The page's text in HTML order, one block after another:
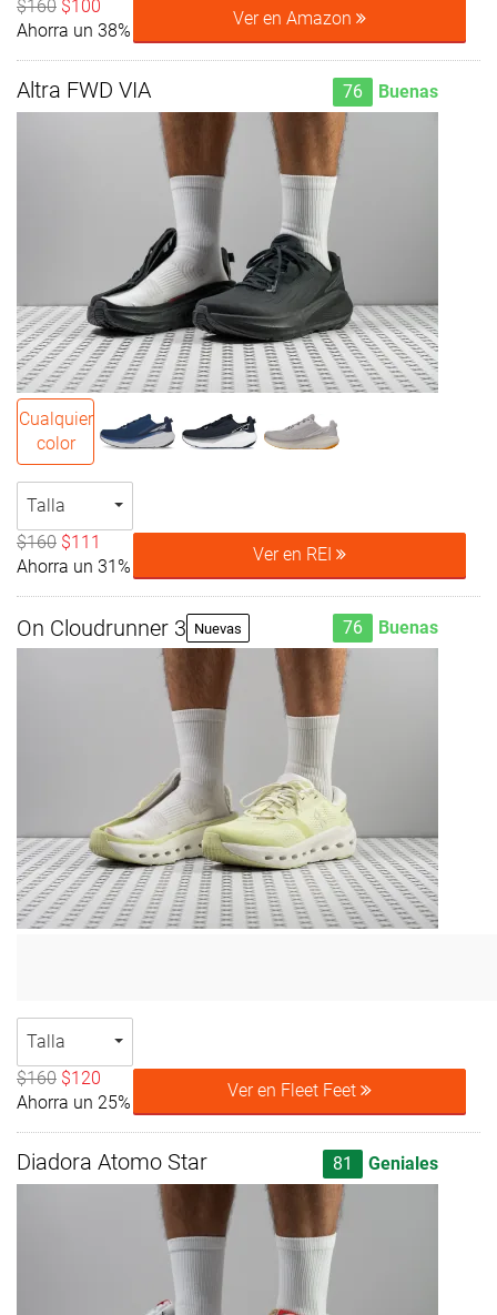
$160 $100
Ahorra un 38%
Ver en Amazon
Altra FWD VIA 76 Buenas
Cualquier
color
Talla
$160 $111
Ahorra un 31%
Ver en REI
On Cloudrunner 3 Nuevas 76 Buenas
Talla
$160 $120
Ahorra un 25%
Ver en Fleet Feet
Diadora Atomo Star 81 Geniales